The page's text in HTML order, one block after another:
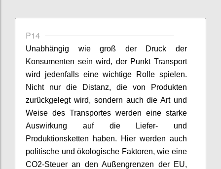
P14
Unabhängig wie groß der Druck der
Konsumenten sein wird, der Punkt Transport
wird jedenfalls eine wichtige Rolle spielen.
Nicht nur die Distanz, die von Produkten
zurückgelegt wird, sondern auch die Art und
Weise des Transportes werden eine starke
Auswirkung auf die Liefer- und
Produktionsketten haben. Hier werden auch
politische und ökologische Faktoren, wie eine
CO2-Steuer an den Außengrenzen der EU,